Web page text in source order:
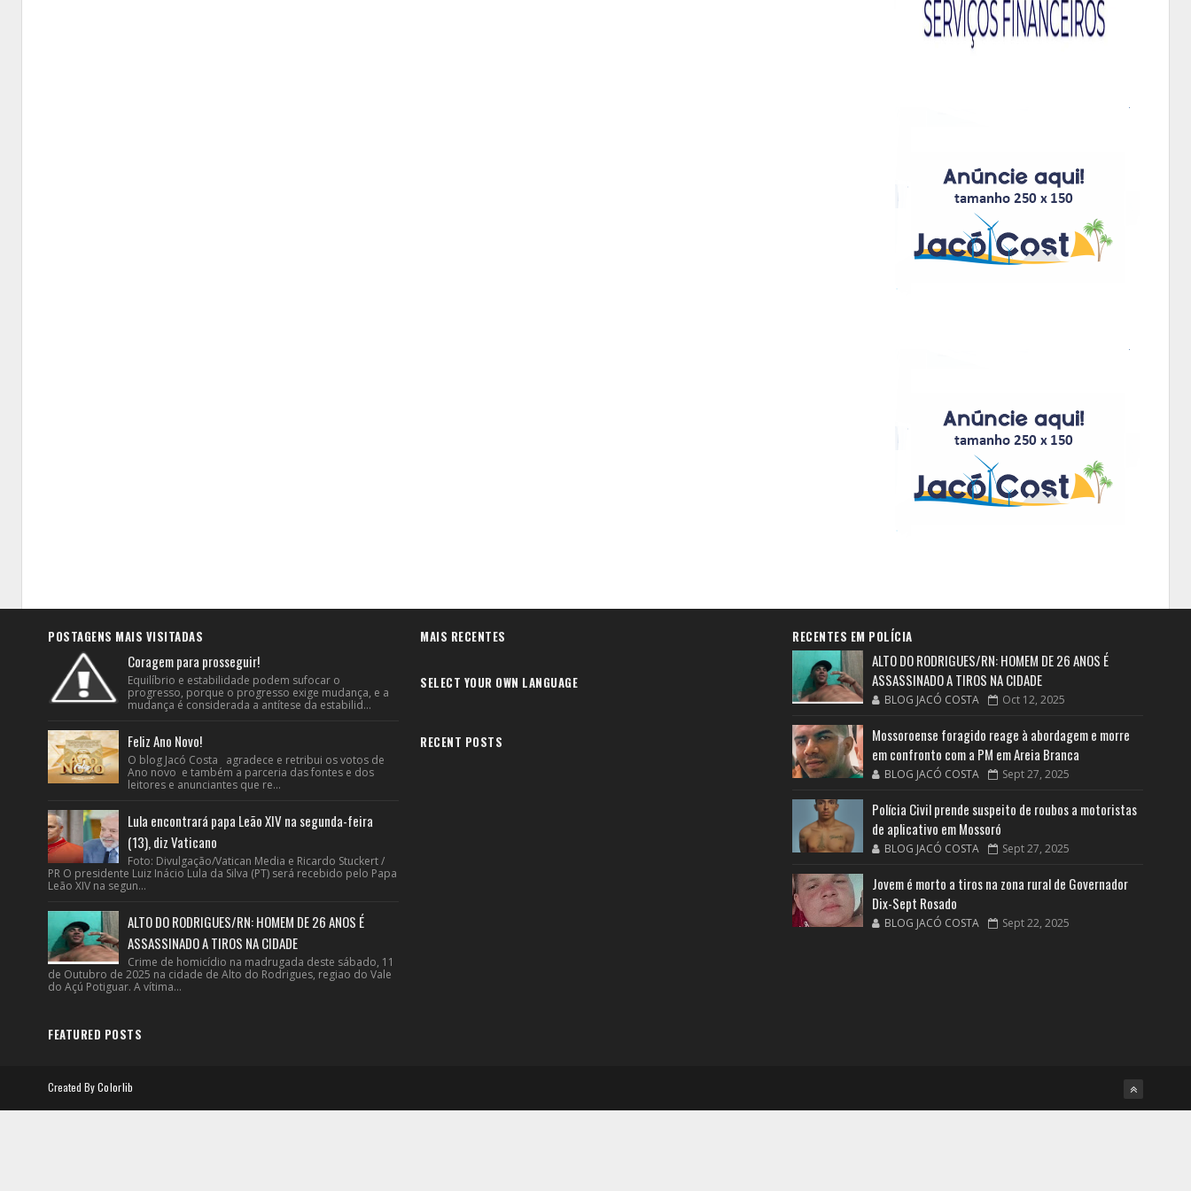
POSTAGENS MAIS VISITADAS
Coragem para prosseguir!
Equilíbrio e estabilidade podem sufocar o
progresso, porque o progresso exige mudança, e a
mudança é considerada a antítese da estabilid...
Feliz Ano Novo!
O blog Jacó Costa agradece e retribui os votos de
Ano novo e também a parceria das fontes e dos
leitores e anunciantes que re...
Lula encontrará papa Leão XIV na segunda-feira
(13), diz Vaticano
Foto: Divulgação/Vatican Media e Ricardo Stuckert /
PR O presidente Luiz Inácio Lula da Silva (PT) será recebido pelo Papa
Leão XIV na segun...
ALTO DO RODRIGUES/RN: HOMEM DE 26 ANOS É
ASSASSINADO A TIROS NA CIDADE
Crime de homicídio na madrugada deste sábado, 11
de Outubro de 2025 na cidade de Alto do Rodrigues, regiao do Vale
do Açú Potiguar. A vítima...
FEATURED POSTS
MAIS RECENTES
SELECT YOUR OWN LANGUAGE
RECENT POSTS
RECENTES EM POLÍCIA
ALTO DO RODRIGUES/RN: HOMEM DE 26 ANOS É
ASSASSINADO A TIROS NA CIDADE
BLOG JACÓ COSTA Oct 12, 2025
Mossoroense foragido reage à abordagem e morre
em confronto com a PM em Areia Branca
BLOG JACÓ COSTA Sept 27, 2025
Polícia Civil prende suspeito de roubos a motoristas
de aplicativo em Mossoró
BLOG JACÓ COSTA Sept 27, 2025
Jovem é morto a tiros na zona rural de Governador
Dix-Sept Rosado
BLOG JACÓ COSTA Sept 22, 2025
Created ByColorlib